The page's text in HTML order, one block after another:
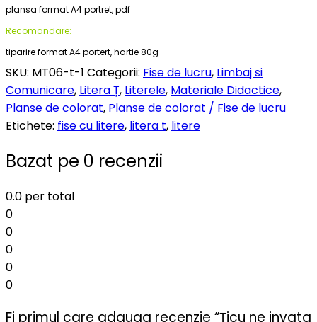
plansa format A4 portret, pdf
Recomandare:
tiparire format A4 portert, hartie 80g
SKU: MT06-t-1 Categorii: Fise de lucru, Limbaj si
Comunicare, Litera Ț, Literele, Materiale Didactice,
Planse de colorat, Planse de colorat / Fise de lucru
Etichete: fise cu litere, litera t, litere
Bazat pe 0 recenzii
0.0 per total
0
0
0
0
0
Fi primul care adauga recenzie “Țicu ne invata